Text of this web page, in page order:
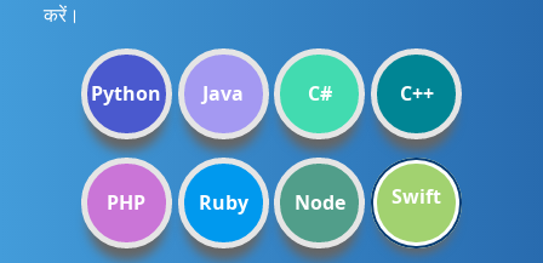
करें।
Python Java C# C++
PHP Ruby Node Swift